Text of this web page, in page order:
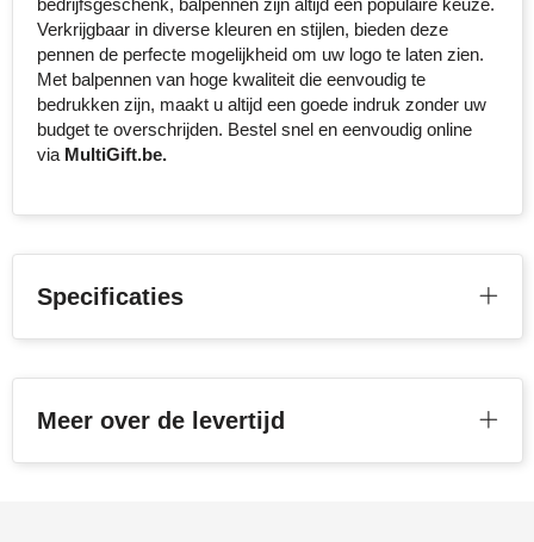
bedrijfsgeschenk, balpennen zijn altijd een populaire keuze.
Verkrijgbaar in diverse kleuren en stijlen, bieden deze
pennen de perfecte mogelijkheid om uw logo te laten zien.
Met balpennen van hoge kwaliteit die eenvoudig te
bedrukken zijn, maakt u altijd een goede indruk zonder uw
budget te overschrijden. Bestel snel en eenvoudig online
via MultiGift.be.
Specificaties
Meer over de levertijd